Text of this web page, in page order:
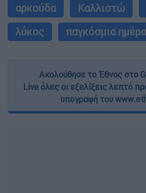
αρκούδα Καλλιστώ
λύκος
παγκόσμια
Ακολούθησε το Έθνος στο
Live όλες οι εξελίξεις λεπτό
υπογραφή του